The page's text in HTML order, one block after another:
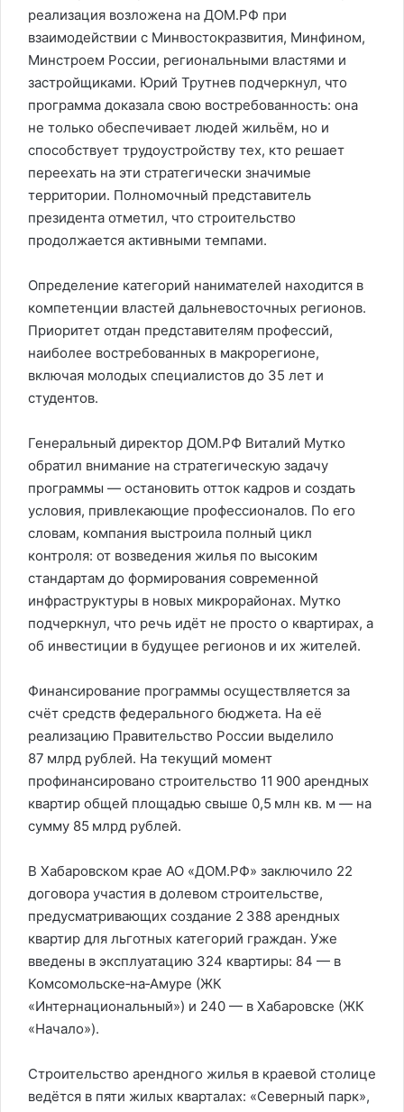
реализация возложена на ДОМ.РФ при
взаимодействии с Минвостокразвития, Минфином,
Минстроем России, региональными властями и
застройщиками. Юрий Трутнев подчеркнул, что
программа доказала свою востребованность: она
не только обеспечивает людей жильём, но и
способствует трудоустройству тех, кто решает
переехать на эти стратегически значимые
территории. Полномочный представитель
президента отметил, что строительство
продолжается активными темпами.
Определение категорий нанимателей находится в
компетенции властей дальневосточных регионов.
Приоритет отдан представителям профессий,
наиболее востребованных в макрорегионе,
включая молодых специалистов до 35 лет и
студентов.
Генеральный директор ДОМ.РФ Виталий Мутко
обратил внимание на стратегическую задачу
программы — остановить отток кадров и создать
условия, привлекающие профессионалов. По его
словам, компания выстроила полный цикл
контроля: от возведения жилья по высоким
стандартам до формирования современной
инфраструктуры в новых микрорайонах. Мутко
подчеркнул, что речь идёт не просто о квартирах, а
об инвестиции в будущее регионов и их жителей.
Финансирование программы осуществляется за
счёт средств федерального бюджета. На её
реализацию Правительство России выделило
87 млрд рублей. На текущий момент
профинансировано строительство 11 900 арендных
квартир общей площадью свыше 0,5 млн кв. м — на
сумму 85 млрд рублей.
В Хабаровском крае АО «ДОМ.РФ» заключило 22
договора участия в долевом строительстве,
предусматривающих создание 2 388 арендных
квартир для льготных категорий граждан. Уже
введены в эксплуатацию 324 квартиры: 84 — в
Комсомольске‑на‑Амуре (ЖК
«Интернациональный») и 240 — в Хабаровске (ЖК
«Начало»).
Строительство арендного жилья в краевой столице
ведётся в пяти жилых кварталах: «Северный парк»,